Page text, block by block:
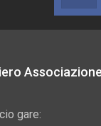
gare: